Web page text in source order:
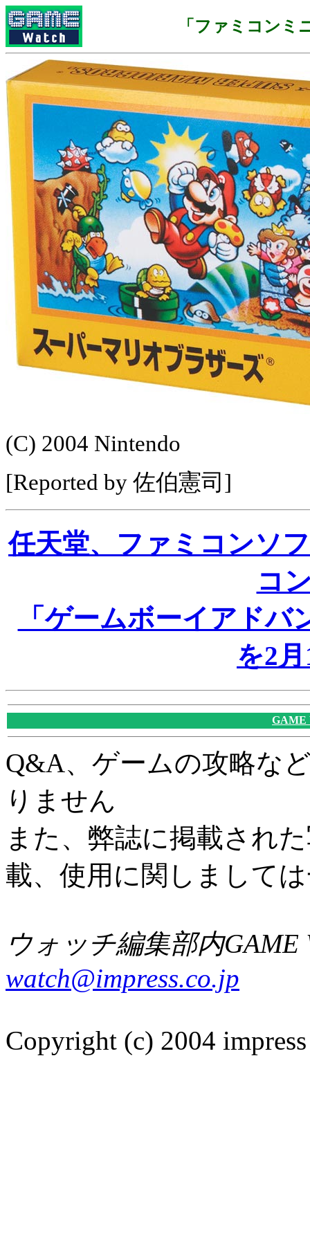
「ファミコンミ
(C) 2004 Nintendo
[Reported by 佐伯憲司]
任天堂、ファミコンソ
コ
「ゲームボーイアドバ
を2
GAME
Q&A、ゲームの攻略な
りません
また、弊誌に掲載され
載、使用に関しまして
ウォッチ編集部内GAME
watch@impress.co.jp
Copyright (c) 2004